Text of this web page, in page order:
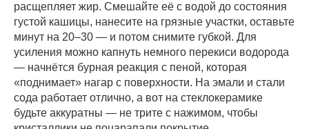
расщепляет жир. Смешайте её с водой до состояния
густой кашицы, нанесите на грязные участки, оставьте
минут на 20–30 — и потом снимите губкой. Для
усиления можно капнуть немного перекиси водорода
— начнётся бурная реакция с пеной, которая
«поднимает» нагар с поверхности. На эмали и стали
сода работает отлично, а вот на стеклокерамике
будьте аккуратны — не трите с нажимом, чтобы